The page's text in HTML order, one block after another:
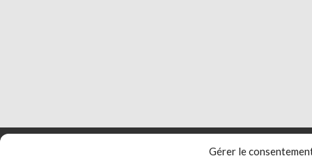
Gérer le